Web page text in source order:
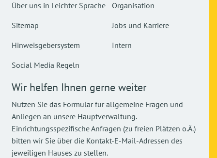
Über uns in Leichter Sprache
Sitemap
Hinweisgebersystem
Social Media Regeln
Organisation
Jobs und Karriere
Intern
Wir helfen Ihnen gerne weiter
Nutzen Sie das Formular für allgemeine Fragen und
Anliegen an unsere Hauptverwaltung.
Einrichtungsspezifische Anfragen (zu freien Plätzen o.Ä.)
bitten wir Sie über die Kontakt-E-Mail-Adressen des
jeweiligen Hauses zu stellen.